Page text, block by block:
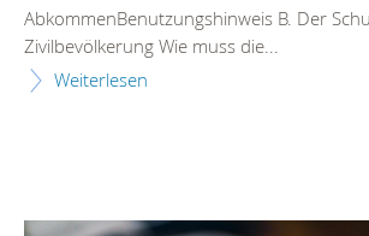
AbkommenBenutzungshinweis B. Der
Zivilbevölkerung Wie muss die...
Weiterlesen